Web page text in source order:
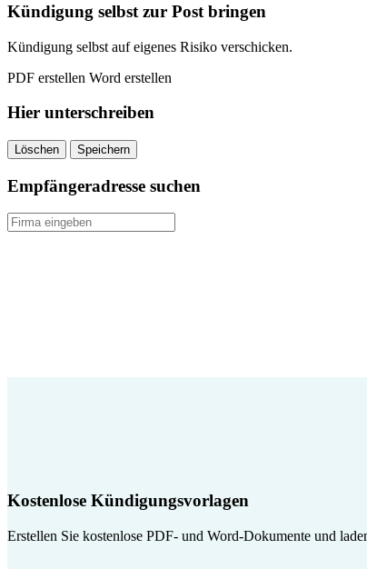
Kündigung selbst zur Post bringen
Kündigung selbst auf eigenes Risiko verschicken.
PDF erstellen Word erstellen
Hier unterschreiben
Löschen Speichern
Empfängeradresse suchen
Kostenlose Kündigungsvorlagen
Erstellen Sie kostenlose PDF- und Word-Dokumente und